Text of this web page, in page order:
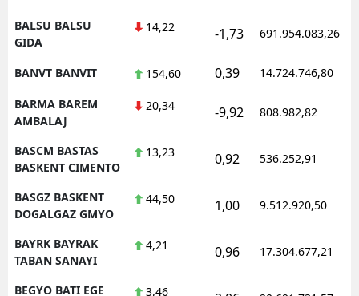
BALSU BALSU
GIDA
14,22 -1,73 691.954.083,26
BANVT BANVIT 154,60 0,39 14.724.746,80
BARMA BAREM
AMBALAJ
20,34 -9,92 808.982,82
BASCM BASTAS
BASKENT CIMENTO
13,23 0,92 536.252,91
BASGZ BASKENT
DOGALGAZ GMYO
44,50 1,00 9.512.920,50
BAYRK BAYRAK
TABAN SANAYI
4,21 0,96 17.304.677,21
BEGYO BATI EGE
3,46